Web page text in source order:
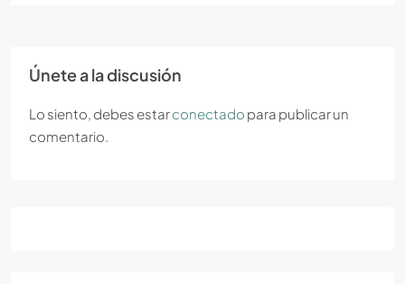
Únete a la discusión
Lo siento, debes estarconectado para publicar un
comentario.